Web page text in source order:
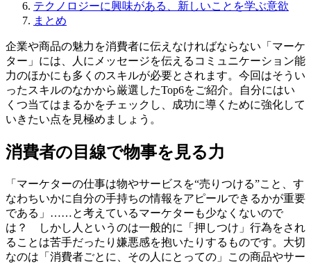
テクノロジーに興味がある、新しいことを学ぶ意欲
まとめ
企業や商品の魅力を消費者に伝えなければならない「マーケ
ター」には、人にメッセージを伝えるコミュニケーション能
力のほかにも多くのスキルが必要とされます。今回はそうい
ったスキルのなかから厳選したTop6をご紹介。自分にはい
くつ当てはまるかをチェックし、成功に導くために強化して
いきたい点を見極めましょう。
消費者の目線で物事を見る力
「マーケターの仕事は物やサービスを“売りつける”こと、す
なわちいかに自分の手持ちの情報をアピールできるかが重要
である」……と考えているマーケターも少なくないので
は？ しかし人というのは一般的に「押しつけ」行為をされ
ることは苦手だったり嫌悪感を抱いたりするものです。大切
なのは「消費者ごとに、その人にとっての」この商品やサー